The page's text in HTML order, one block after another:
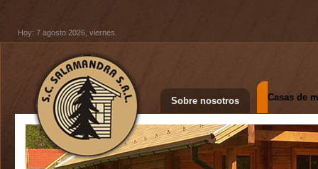
Hoy: 7 agosto 2026, viernes.
Sobre nosotros Casas de